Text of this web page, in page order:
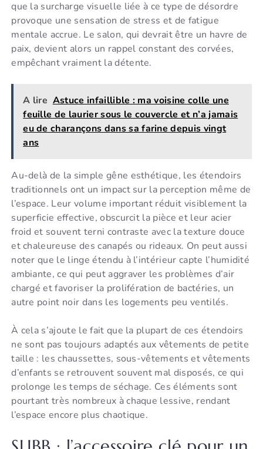
que la surcharge visuelle liée à ce type de désordre
provoque une sensation de stress et de fatigue
mentale accrue. Le salon, qui devrait être un havre de
paix, devient alors un rappel constant des corvées,
empêchant vraiment la détente.
A lire Astuce infaillible : ma voisine colle une
feuille de laurier sous le couvercle et n’a jamais
eu de charançons dans sa farine depuis vingt
ans
Au-delà de la simple gêne esthétique, les étendoirs
traditionnels ont un impact sur la perception même de
l’espace. Leur volume important réduit visiblement la
superficie effective, obscurcit la pièce et leur acier
froid et souvent terni contraste avec la texture douce
et chaleureuse des canapés ou rideaux. On peut aussi
noter que le linge étendu à l’intérieur capte l’humidité
ambiante, ce qui peut aggraver les problèmes d’air
chargé et favoriser la prolifération de bactéries, un
autre point noir dans les logements peu ventilés.
À cela s’ajoute le fait que la plupart de ces étendoirs
ne sont pas toujours adaptés aux vêtements de petite
taille : les chaussettes, sous-vêtements et vêtements
d’enfants se retrouvent souvent mal disposés, ce qui
prolonge les temps de séchage. Ces éléments sont
pourtant très nombreux à chaque lessive, rendant
l’espace encore plus chaotique.